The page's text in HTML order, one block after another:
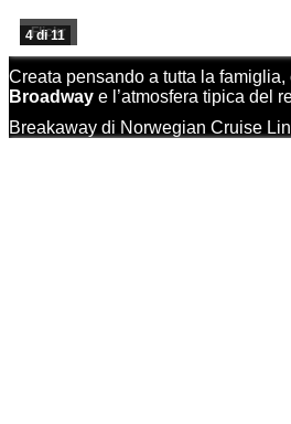
Flickr
4 di 11
Creata pensando a tutta la
Broadway e l’atmosfera tipica del
Breakaway di Norwegian Cruise